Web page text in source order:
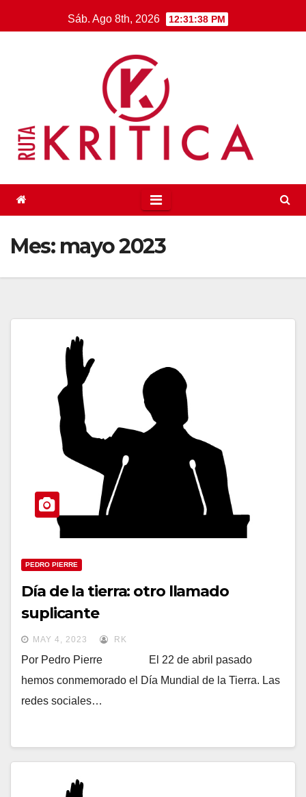
al
Sáb. Ago 8th, 2026 12:31:38 PM
Mes: mayo 2023
PEDRO PIERRE
Día de la tierra: otro llamado
suplicante
MAY 4, 2023 RK
Por Pedro Pierre El 22 de abril pasado
hemos conmemorado el Día Mundial de la Tierra. Las
redes sociales…